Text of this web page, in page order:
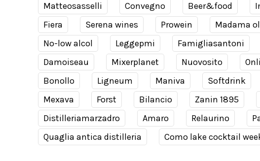
Matteosasselli
Convegno Beer&food
Fiera
Serena wines Prowein Madama
No-low alcol
Leggepmi Famigliasantoni
Damoiseau
Mixerplanet Nuovosito
Bonollo
Ligneum Maniva Softdrink
Mexava
Forst Bilancio Zanin 1895
Distilleriamarzadro
Amaro Relaurino
Quaglia antica distilleria
Como lake cocktail